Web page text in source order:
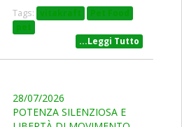
Tags: vitakraft
Pet Food
pet
...Leggi Tutto
28/07/2026
POTENZA SILENZIOSA E